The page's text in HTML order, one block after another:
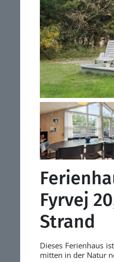
Fyrvej
Strand
Dieses Ferienhaus
mitten in der Natur